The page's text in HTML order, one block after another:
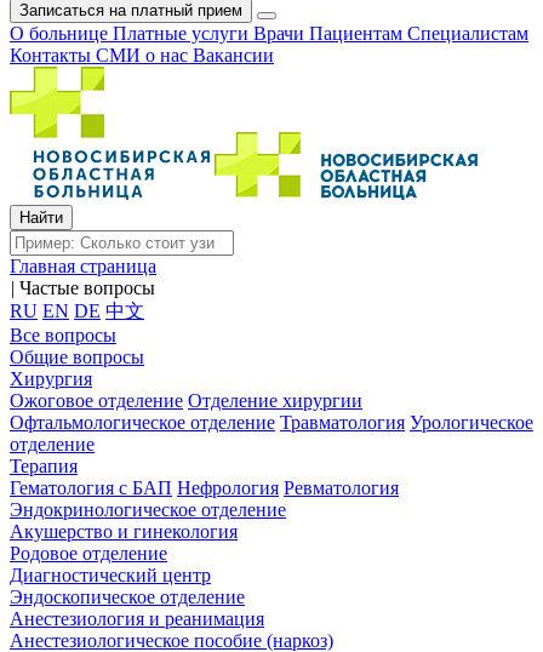
Записаться на платный прием
О больнице Платные услуги Врачи Пациентам Специалистам
Контакты СМИ о нас Вакансии
Главная страница
| Частые вопросы
RU EN DE 中文
Все вопросы
Общие вопросы
Хирургия
Ожоговое отделение Отделение хирургии
Офтальмологическое отделение Травматология Урологическое
отделение
Терапия
Гематология с БАП Нефрология Ревматология
Эндокринологическое отделение
Акушерство и гинекология
Родовое отделение
Диагностический центр
Эндоскопическое отделение
Анестезиология и реанимация
Анестезиологическое пособие (наркоз)